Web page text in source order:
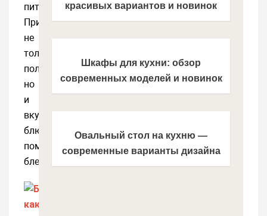
питания.
Приготовить
не
только
полезные,
но
и
вкусные
блюда
поможет
блендер.
красивых вариантов и новинок
дизайна. Обзор функциональных и
Шкафы для кухни: обзор
современных моделей и новинок
из каталога 2021 года. Фото
Овальный стол на кухню —
современные варианты дизайна
кухонной мебели из каталога 2021